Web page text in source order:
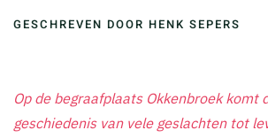
GESCHREVEN DOOR HENK SEPERS
Op de begraafplaats Okkenbroek komt
geschiedenis van vele geslachten tot